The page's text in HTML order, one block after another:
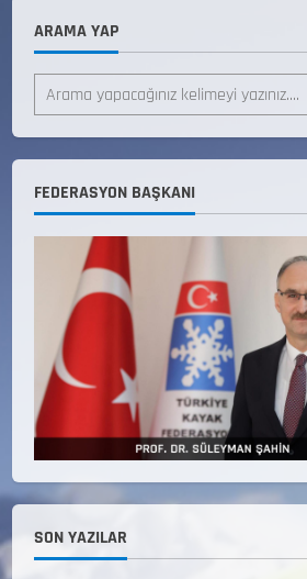
ARAMA YAP
FEDERASYON BAŞKANI
SON YAZILAR
3
TÜRKİYE
LİSTESİ
Teknik Kurul ve Alt
Üyelerimiz
18 Temmuz 2026
5
KAYAKLI KOŞU VE
3.KADEME
DUYURUSU
12 Temmuz 2026
Millî Savunma
Komutanlıklarına
(2026-2 Dönem)
Sözleşmeli Er